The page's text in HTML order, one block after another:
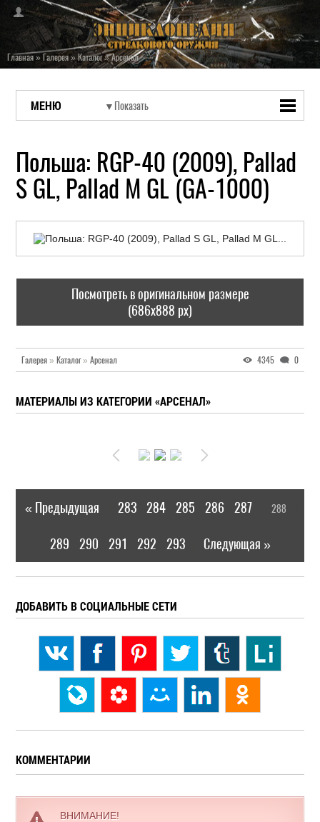
Главная»Галерея»Каталог»Арсенал
МЕНЮ
Польша: RGP-40 (2009), Pallad
S GL, Pallad M GL (GA-1000)
Посмотреть в оригинальном размере
(686x888 px)
Галерея » Каталог» Арсенал 4345 0
МАТЕРИАЛЫ ИЗ КАТЕГОРИИ «АРСЕНАЛ»
« Предыдущая 283 284 285 286 287 288
289 290 291 292 293 Следующая »
ДОБАВИТЬ В СОЦИАЛЬНЫЕ СЕТИ
КОММЕНТАРИИ
ВНИМАНИЕ!